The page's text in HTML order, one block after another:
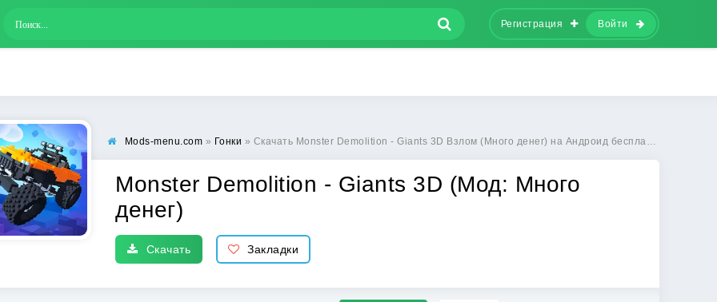
Регистрация Войти
Mods-menu.com » Гонки » Скачать Monster Demolition - Giants 3D Взлом (Много денег) на Андроид бесплатно
Monster Demolition - Giants 3D (Мод: Много
денег)
Скачать Закладки